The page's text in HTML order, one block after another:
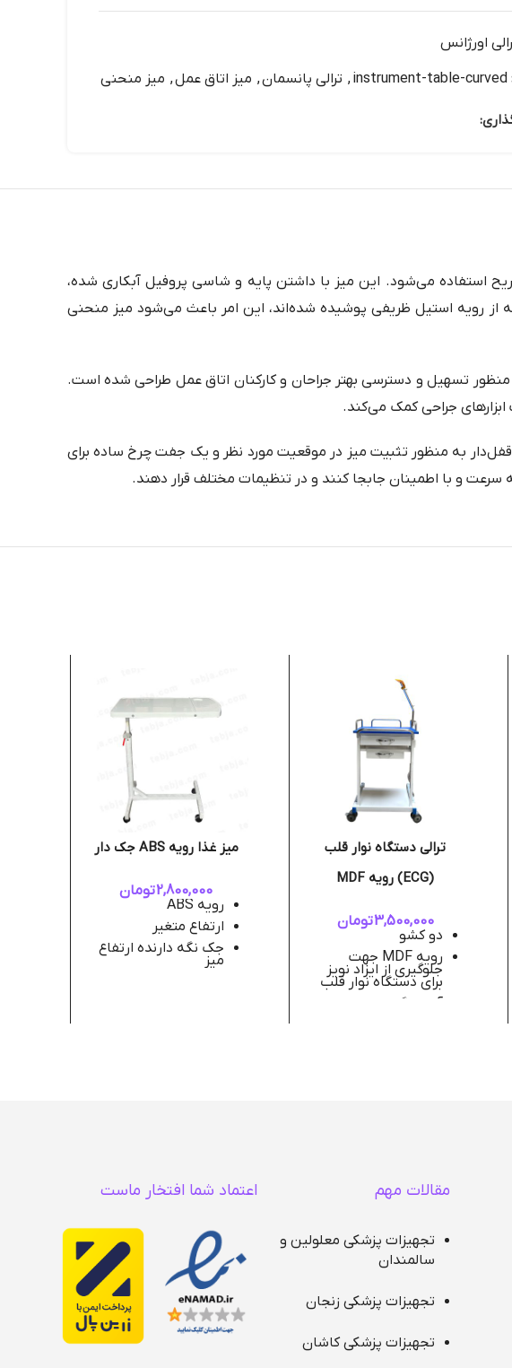
اورژانس
instrument-table-curved
, ترالی پانسمان, میز اتاق عمل, میز منحنی
استفاده می‌شود. این میز با داشتن پایه و شاسی پروفیل آبکاری شده،
از رویه استیل ظریفی پوشیده شده‌اند، این امر باعث می‌شود میز منحنی
و طولی بین 130 سانتی‌متر دارد. این ابعاد به منظور تسهیل و دسترسی بهتر جراحان و کارکنان اتاق عمل طراحی شده است.
ابزارهای جراحی کمک می‌کند.
به منظور تثبیت میز در موقعیت مورد نظر و یک جفت چرخ ساده برای
سرعت و با اطمینان جابجا کنند و در تنظیمات مختلف قرار دهند.
ترالی دستگاه نوار قلب
(ECG) رویه MDF
3,500,000تومان
دو کشو
رویه MDF جهت
جلوگیری از ایزاد نویز
برای دستگاه نوار قلب
آنتن نگه داری و نظم
میز غذا رویه ABS جک دار
2,800,000تومان
رویه ABS
ارتفاع متغیر
جک نگه دارنده ارتفاع
میز
مقالات مهم
تجهیزات پزشکی معلولین و
سالمندان
تجهیزات پزشکی زنجان
تجهیزات پزشکی کاشان
اعتماد شما افتخار ماست